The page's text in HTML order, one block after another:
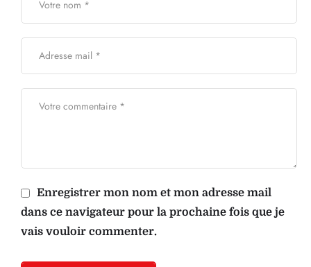
Enregistrer mon nom et mon adresse mail
dans ce navigateur pour la prochaine fois que je
vais vouloir commenter.